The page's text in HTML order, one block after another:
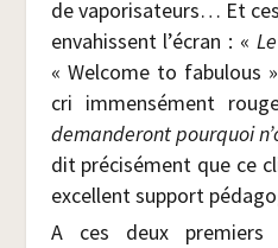
de vapo­ri­sa­teurs… Et
enva­hissent l’écran : «
« Wel­come to fabu­lous
cri immen­sé­ment
deman­de­ront pour­quoi
dit pré­ci­sé­ment que ce
excellent sup­port
A ces deux